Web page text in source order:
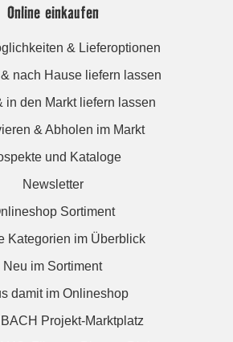
Online einkaufen
& Lieferoptionen
nach Hause liefern lassen
in den Markt liefern lassen
& Abholen im Markt
und Kataloge
Newsletter
Sortiment
Kategorien im Überblick
Neu im Sortiment
damit im Onlineshop
Projekt-Marktplatz